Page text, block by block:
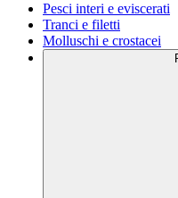
Pesci interi e eviscerati
Tranci e filetti
Molluschi e crostacei